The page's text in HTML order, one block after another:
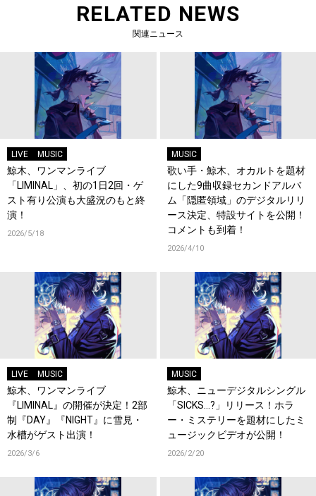
RELATED NEWS
関連ニュース
LIVE MUSIC
鯨木、ワンマンライブ
「LIMINAL」、初の1日2回・ゲ
スト有り公演も大盛況のもと終
演！
2026/5/18
MUSIC
歌い手・鯨木、オカルトを題材
にした9曲収録セカンドアルバ
ム「隠匿領域」のデジタルリリ
ース決定、特設サイトを公開！
コメントも到着！
2026/4/10
LIVE MUSIC
鯨木、ワンマンライブ
『LIMINAL』の開催が決定！2部
制『DAY』『NIGHT』に雪見・
水槽がゲスト出演！
2026/3/6
MUSIC
鯨木、ニューデジタルシングル
「SICKS…?」リリース！ホラ
ー・ミステリーを題材にしたミ
ュージックビデオが公開！
2026/2/20